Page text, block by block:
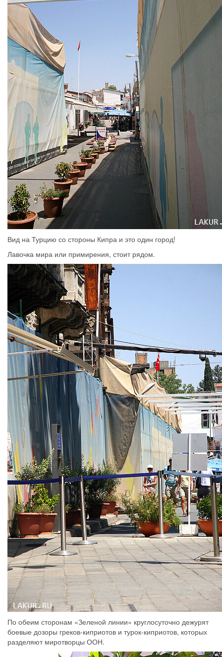
Вид на Турцию со стороны Кипра и это один город!
Лавочка мира или примирения, стоит рядом.
По обеим сторонам «Зеленой линии» круглосуточно дежурят
боевые дозоры греков-киприотов и турок-киприотов, которых
разделяют миротворцы ООН.